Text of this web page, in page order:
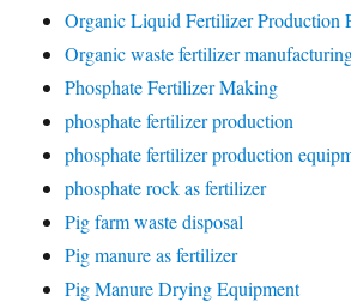
Organic Liquid Fertilizer Production
Organic waste fertilizer
Phosphate Fertilizer Making
phosphate fertilizer production
phosphate fertilizer production
phosphate rock as fertilizer
Pig farm waste disposal
Pig manure as fertilizer
Pig Manure Drying Equipment